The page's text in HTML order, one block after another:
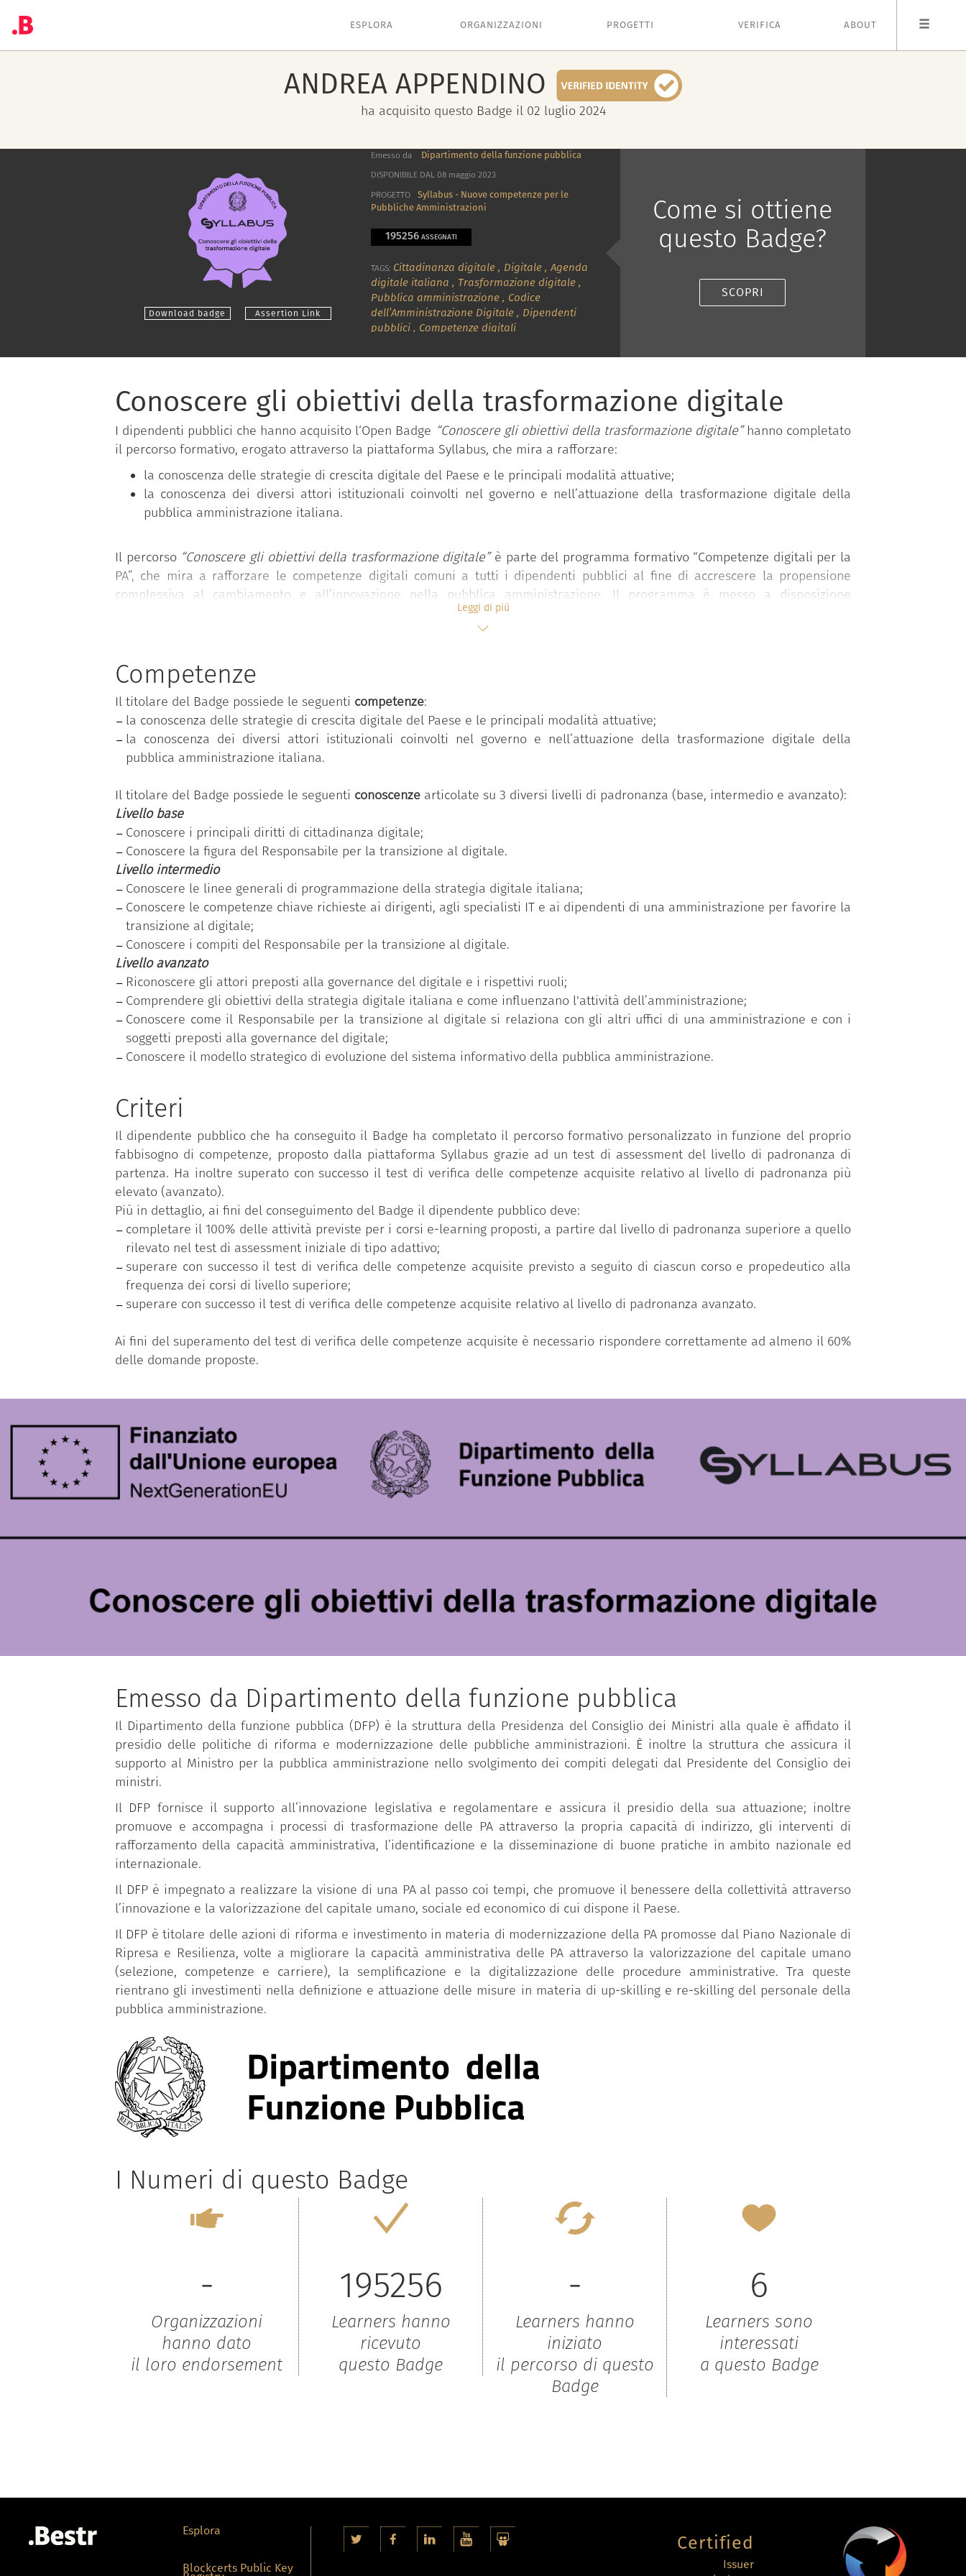
ESPLORA ORGANIZZAZIONI PROGETTI VERIFICA ABOUT
ANDREA APPENDINO
ha acquisito questo Badge il 02 luglio 2024
Download badge Assertion Link
Emesso da Dipartimento della funzione pubblica
DISPONIBILE DAL 08 maggio 2023
PROGETTO
Syllabus - Nuove competenze per le
Pubbliche Amministrazioni
195256 ASSEGNATI
TAGS: Cittadinanza digitale , Digitale ,Agenda
digitale italiana , Trasformazione digitale ,
Pubblica amministrazione , Codice
dell’Amministrazione Digitale , Dipendenti
pubblici , Competenze digitali
Come si ottiene
questo Badge?
SCOPRI
Conoscere gli obiettivi della trasformazione digitale
I dipendenti pubblici che hanno acquisito l‘Open Badge “Conoscere gli obiettivi della trasformazione digitale” hanno completato
il percorso formativo, erogato attraverso la piattaforma Syllabus, che mira a rafforzare:
la conoscenza delle strategie di crescita digitale del Paese e le principali modalità attuative;
la conoscenza dei diversi attori istituzionali coinvolti nel governo e nell’attuazione della trasformazione digitale della
pubblica amministrazione italiana.
Il percorso “Conoscere gli obiettivi della trasformazione digitale”è parte del programma formativo “Competenze digitali per la
PA”, che mira a rafforzare le competenze digitali comuni a tutti i dipendenti pubblici al fine di accrescere la propensione
complessiva al cambiamento e all’innovazione nella pubblica amministrazione. Il programma è messo a disposizione
gratuitamente dal Dipartimento della funzione pubblica della Presidenza del Consiglio dei ministri.
livelli di padronanza (base, intermedio e avanzato).
“Conoscere gli obiettivi della trasformazione digitale”è una delle 11 competenze previste nel programma
per la PA”.
Il dipendente pubblico che ha conseguito il Badge ha partecipato al percorso formativo personalizzato in funzione della
rilevazione dell’effettivo fabbisogno di competenze individuale ed ha superato con successo il test di verifica delle competenze
Leggi di più
Competenze
Il titolare del Badge possiede le seguenti competenze:
la conoscenza delle strategie di crescita digitale del Paese e le principali modalità attuative;
la conoscenza dei diversi attori istituzionali coinvolti nel governo e nell’attuazione della trasformazione digitale della
pubblica amministrazione italiana.
Il titolare del Badge possiede le seguenti conoscenze articolate su 3 diversi livelli di padronanza (base, intermedio e avanzato):
Livello base
Conoscere i principali diritti di cittadinanza digitale;
Conoscere la figura del Responsabile per la transizione al digitale.
Livello intermedio
Conoscere le linee generali di programmazione della strategia digitale italiana;
Conoscere le competenze chiave richieste ai dirigenti, agli specialisti IT e ai dipendenti di una amministrazione per favorire la
transizione al digitale;
Conoscere i compiti del Responsabile per la transizione al digitale.
Livello avanzato
Riconoscere gli attori preposti alla governance del digitale e i rispettivi ruoli;
Comprendere gli obiettivi della strategia digitale italiana e come influenzano l'attività dell’amministrazione;
Conoscere come il Responsabile per la transizione al digitale si relaziona con gli altri uffici di una amministrazione e con i
soggetti preposti alla governance del digitale;
Conoscere il modello strategico di evoluzione del sistema informativo della pubblica amministrazione.
Criteri
Il dipendente pubblico che ha conseguito il Badge ha completato il percorso formativo personalizzato in funzione del proprio
fabbisogno di competenze, proposto dalla piattaforma Syllabus grazie ad un test di assessment del livello di padronanza di
partenza. Ha inoltre superato con successo il test di verifica delle competenze acquisite relativo al livello di padronanza più
elevato (avanzato).
Più in dettaglio, ai fini del conseguimento del Badge il dipendente pubblico deve:
completare il 100% delle attività previste per i corsi e-learning proposti, a partire dal livello di padronanza superiore a quello
rilevato nel test di assessment iniziale di tipo adattivo;
superare con successo il test di verifica delle competenze acquisite previsto a seguito di ciascun corso e propedeutico alla
frequenza dei corsi di livello superiore;
superare con successo il test di verifica delle competenze acquisite relativo al livello di padronanza avanzato.
Ai fini del superamento del test di verifica delle competenze acquisite è necessario rispondere correttamente ad almeno il 60%
delle domande proposte.
Emesso da Dipartimento della funzione pubblica
Il Dipartimento della funzione pubblica (DFP) è la struttura della Presidenza del Consiglio dei Ministri alla quale è affidato il
presidio delle politiche di riforma e modernizzazione delle pubbliche amministrazioni. È inoltre la struttura che assicura il
supporto al Ministro per la pubblica amministrazione nello svolgimento dei compiti delegati dal Presidente del Consiglio dei
ministri.
Il DFP fornisce il supporto all’innovazione legislativa e regolamentare e assicura il presidio della sua attuazione; inoltre
promuove e accompagna i processi di trasformazione delle PA attraverso la propria capacità di indirizzo, gli interventi di
rafforzamento della capacità amministrativa, l’identificazione e la disseminazione di buone pratiche in ambito nazionale ed
internazionale.
Il DFP è impegnato a realizzare la visione di una PA al passo coi tempi, che promuove il benessere della collettività attraverso
l’innovazione e la valorizzazione del capitale umano, sociale ed economico di cui dispone il Paese.
Il DFP è titolare delle azioni di riforma e investimento in materia di modernizzazione della PA promosse dal Piano Nazionale di
Ripresa e Resilienza, volte a migliorare la capacità amministrativa delle PA attraverso la valorizzazione del capitale umano
(selezione, competenze e carriere), la semplificazione e la digitalizzazione delle procedure amministrative. Tra queste
rientrano gli investimenti nella definizione e attuazione delle misure in materia di up-skilling e re-skilling del personale della
pubblica amministrazione.
I Numeri di questo Badge
-
Organizzazioni
hanno dato
il loro endorsement
195256
Learners hanno
ricevuto
questo Badge
-
Learners hanno
iniziato
il percorso di questo
Badge
6
Learners sono
interessati
a questo Badge
Esplora
Blockcerts Public Key
Certified
Issuer